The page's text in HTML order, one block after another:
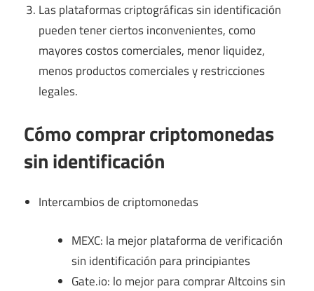
Las plataformas criptográficas sin identificación
pueden tener ciertos inconvenientes, como
mayores costos comerciales, menor liquidez,
menos productos comerciales y restricciones
legales.
Cómo comprar criptomonedas
sin identificación
Intercambios de criptomonedas
MEXC: la mejor plataforma de verificación
sin identificación para principiantes
Gate.io: lo mejor para comprar Altcoins sin